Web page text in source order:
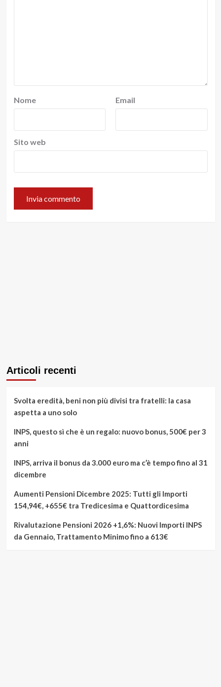
Nome Email
Sito web
Articoli recenti
Svolta eredità, beni non più divisi tra fratelli: la casa
aspetta a uno solo
INPS, questo sì che è un regalo: nuovo bonus, 500€ per 3
anni
INPS, arriva il bonus da 3.000 euro ma c’è tempo fino al 31
dicembre
Aumenti Pensioni Dicembre 2025: Tutti gli Importi
154,94€, +655€ tra Tredicesima e Quattordicesima
Rivalutazione Pensioni 2026 +1,6%: Nuovi Importi INPS
da Gennaio, Trattamento Minimo fino a 613€